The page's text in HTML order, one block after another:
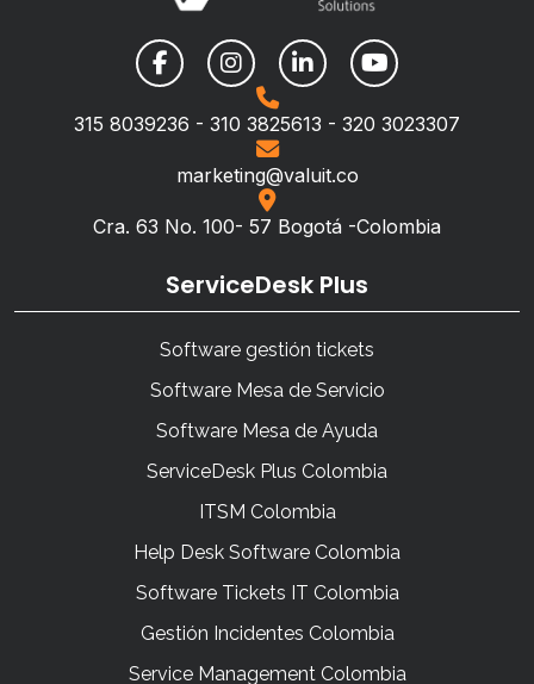
315 8039236 - 310 3825613 - 320 3023307
marketing@valuit.co
Cra. 63 No. 100- 57 Bogotá -Colombia
ServiceDesk Plus
Software gestión tickets
Software Mesa de Servicio
Software Mesa de Ayuda
ServiceDesk Plus Colombia
ITSM Colombia
Help Desk Software Colombia
Software Tickets IT Colombia
Gestión Incidentes Colombia
Service Management Colombia